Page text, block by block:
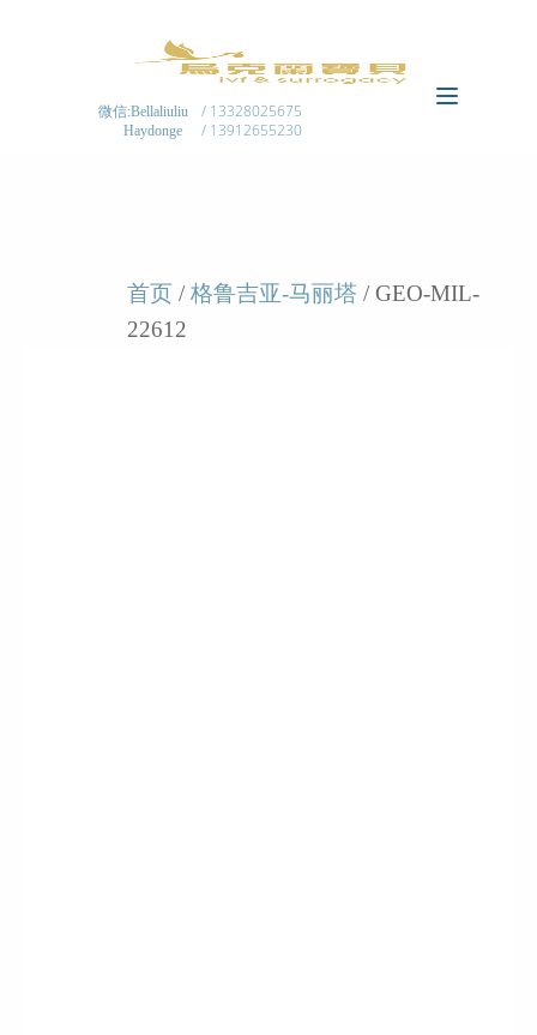
微信:Bellaliuliu
Haydonge
/ 13328025675
/ 13912655230
首页 / 格鲁吉亚-马丽塔 / GEO-MIL-
22612